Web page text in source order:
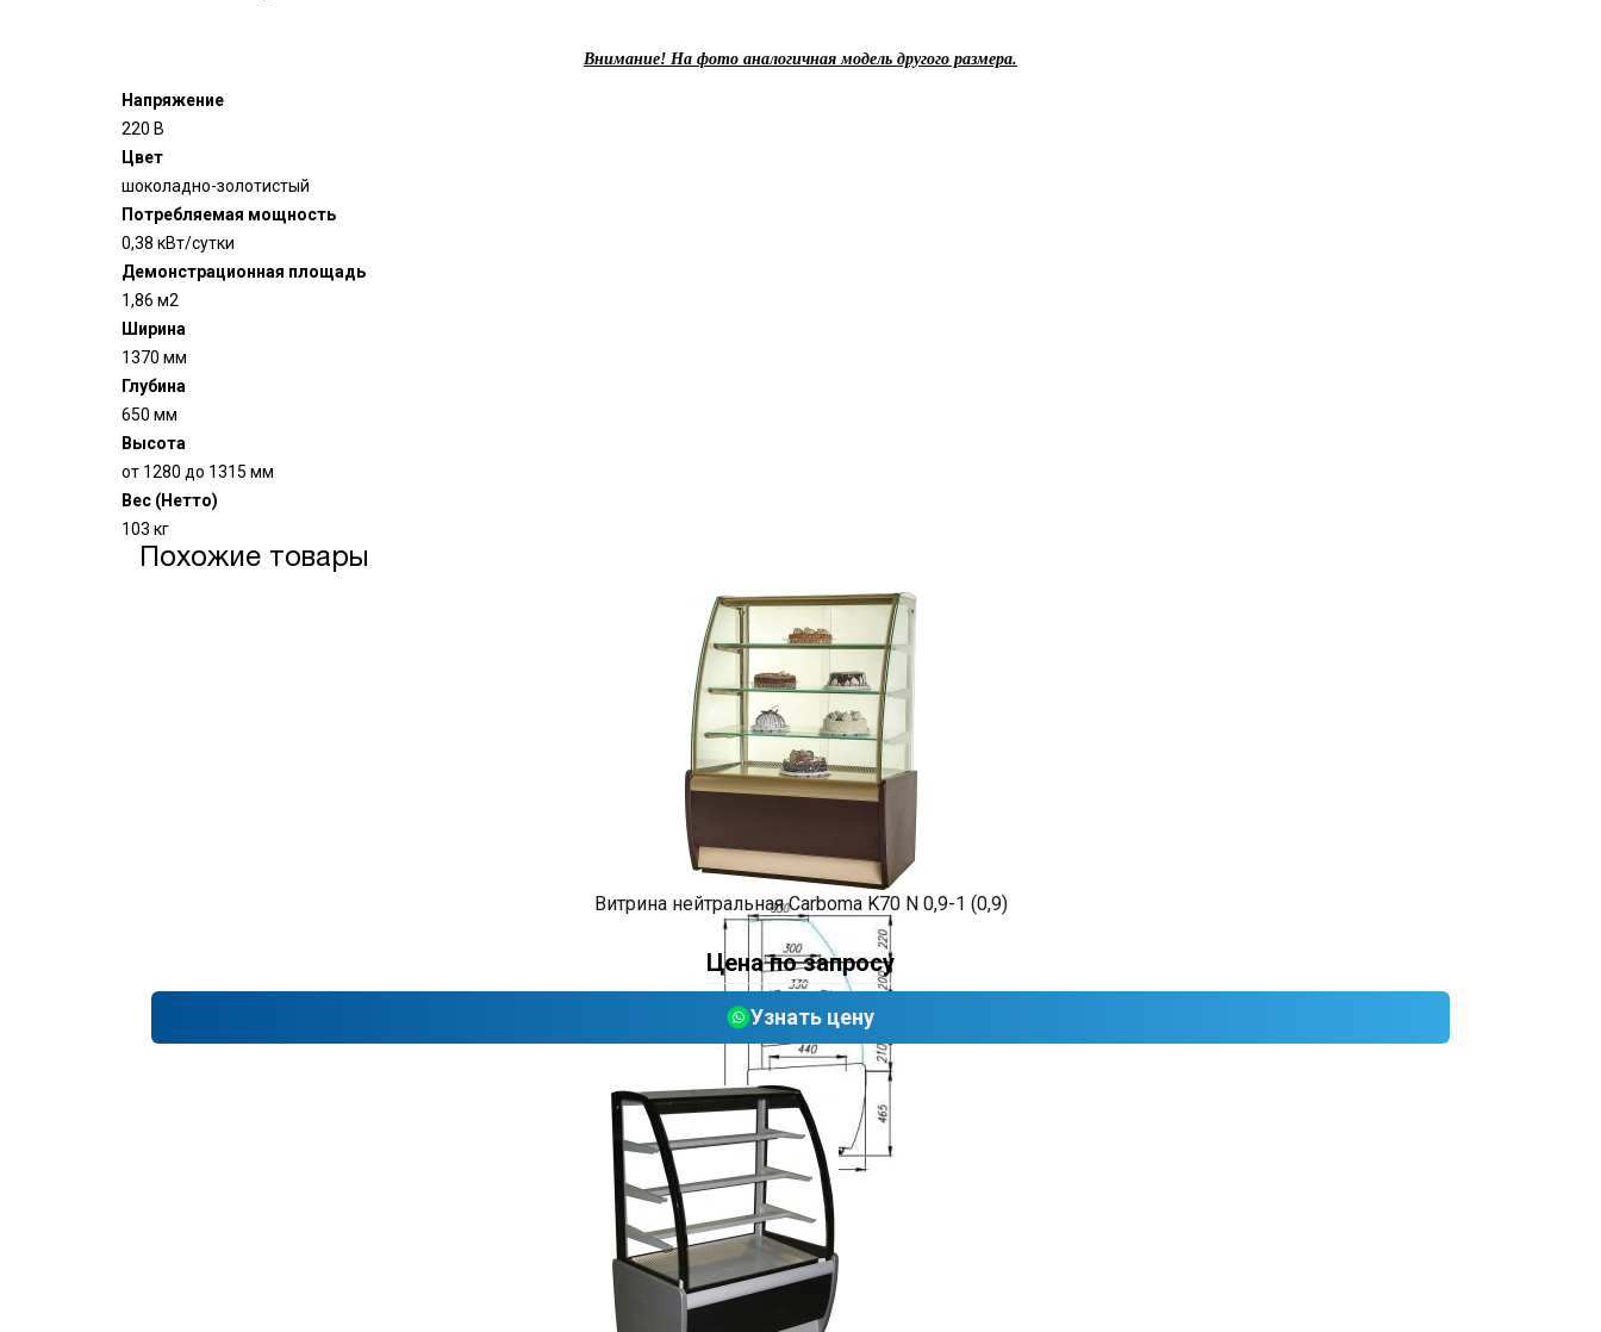
Внимание! На фото аналогичная модель другого размера.
Напряжение
220 В
Цвет
шоколадно-золотистый
Потребляемая мощность
0,38 кВт/сутки
Демонстрационная площадь
1,86 м2
Ширина
1370 мм
Глубина
650 мм
Высота
от 1280 до 1315 мм
Вес (Нетто)
103 кг
Похожие товары
Витрина нейтральная Carboma K70 N 0,9-1 (0,9)
Цена по запросу
Узнать цену